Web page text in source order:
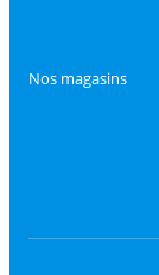
Nos magasins